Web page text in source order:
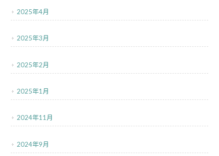
2025年4月
2025年3月
2025年2月
2025年1月
2024年11月
2024年9月